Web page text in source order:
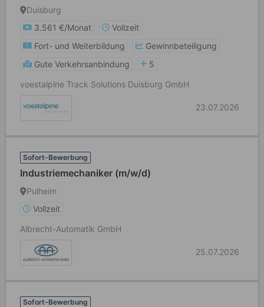
Duisburg
3.561 €/Monat
Vollzeit
Fort- und Weiterbildung
Gewinnbeteiligung
Gute Verkehrsanbindung
5
voestalpine Track Solutions Duisburg GmbH
23.07.2026
Sofort-Bewerbung
Industriemechaniker (m/w/d)
Pulheim
Vollzeit
Albrecht-Automatik GmbH
25.07.2026
Sofort-Bewerbung